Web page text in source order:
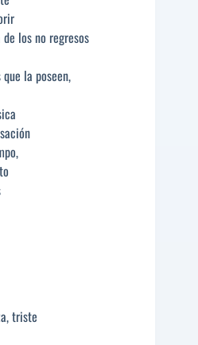
los no regresos
la poseen,
triste